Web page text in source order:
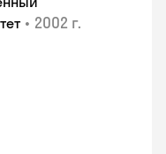
• 2002 г.